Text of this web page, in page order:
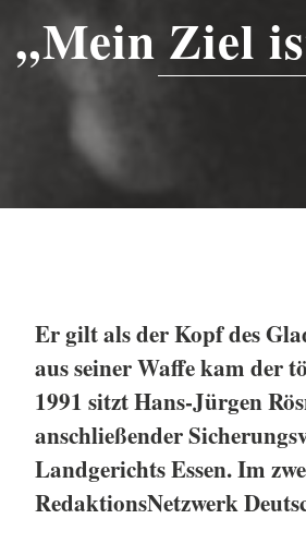
„Mein Ziel
Er gilt als der Kopf des
aus seiner Waffe kam der
1991 sitztHans-Jürgen
anschließender
Landgerichts Essen. Im
RedaktionsNetzwerk